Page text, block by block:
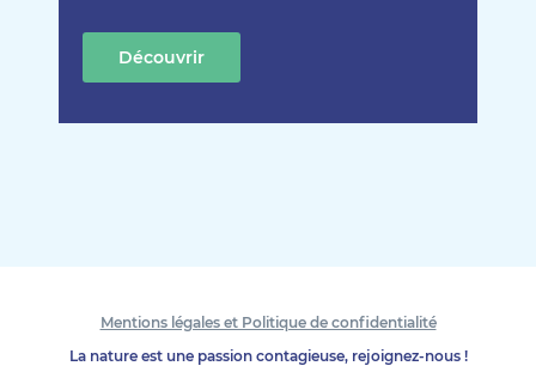
Découvrir
Mentions légales et Politique de confidentialité
La nature est une passion contagieuse, rejoignez-nous !